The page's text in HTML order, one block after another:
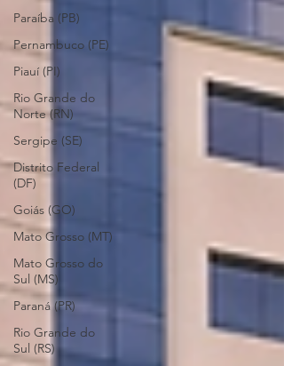
Paraíba (PB)
Pernambuco (PE)
Piauí (PI)
Rio Grande do
Norte (RN)
Sergipe (SE)
Distrito Federal
(DF)
Goiás (GO)
Mato Grosso (MT)
Mato Grosso do
Sul (MS)
Paraná (PR)
Rio Grande do
Sul (RS)